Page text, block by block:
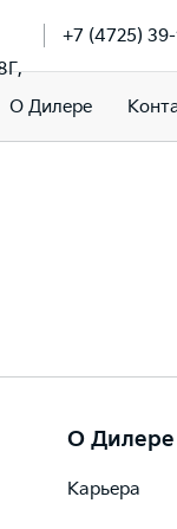
+7 (4725) 39-
О Дилере
О Дилере
Карьера